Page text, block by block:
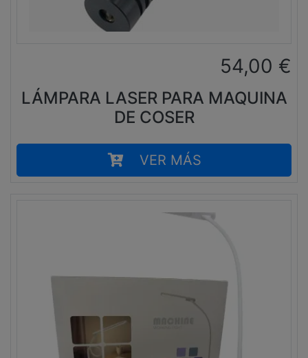
54,00 €
LÁMPARA LASER PARA MAQUINA
DE COSER
VER MÁS